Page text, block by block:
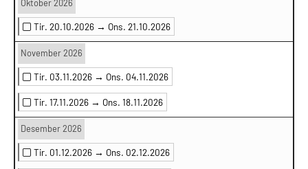
Oktober 2026
Tir. 20.10.2026 → Ons. 21.10.2026
November 2026
Tir. 03.11.2026 → Ons. 04.11.2026
Tir. 17.11.2026 → Ons. 18.11.2026
Desember 2026
Tir. 01.12.2026 → Ons. 02.12.2026